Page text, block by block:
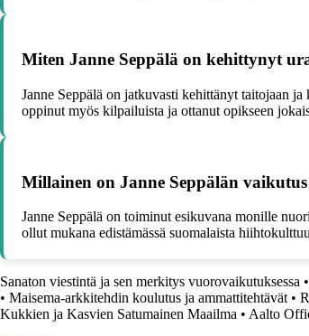
Miten Janne Seppälä on kehittynyt
Janne Seppälä on jatkuvasti kehittänyt taitojaan
oppinut myös kilpailuista ja ottanut opikseen
Millainen on Janne Seppälän
Janne Seppälä on toiminut esikuvana monille
ollut mukana edistämässä suomalaista
Sanaton viestintä ja sen merkitys vuorovaikutuksessa •
• Maisema-arkkitehdin koulutus ja ammattitehtävät •
Kukkien ja Kasvien Satumainen Maailma • Aalto